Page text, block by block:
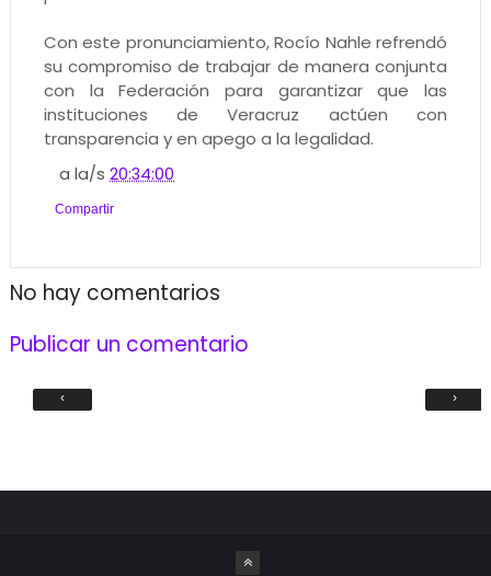
Con este pronunciamiento, Rocío Nahle refrendó
su compromiso de trabajar de manera conjunta
con la Federación para garantizar que las
instituciones de Veracruz actúen con
transparencia y en apego a la legalidad.
a la/s20:34:00
Compartir
No hay comentarios
Publicar un comentario
‹ ›